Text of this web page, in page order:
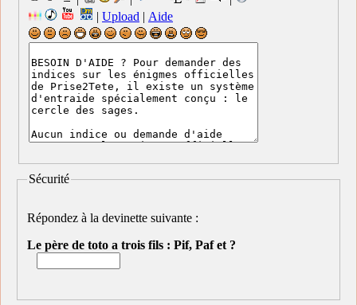
| Upload | Aide
Sécurité
Répondez à la devinette suivante :
Le père de toto a trois fils : Pif, Paf et ?